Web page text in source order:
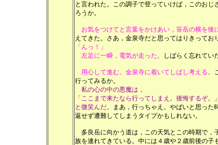
と言われた。この調子で登っていけば，このお
ろうか。
お気をつけてと言葉をかけあい，笹岳の横を後
えてきた。さあ，金泉寺だと思ってはりきってお
「んっ！」
左足に一瞬，電気が走った。
しばらく忘れてい
用心して進む。金泉寺に着いてしばし考える。
行ってみるか。
私の心の中の悪魔は，
「ここまで来たなら行ってしまえ。後悔するぞ。
と微笑んだ。
まあ，行っちゃえ。やばいと思っ
返せず遭難してしまうタイプかもしれない。
多良岳に向かう道は，この天気とこの時期で，
族を連れてきている。中には４歳や２歳前後の子